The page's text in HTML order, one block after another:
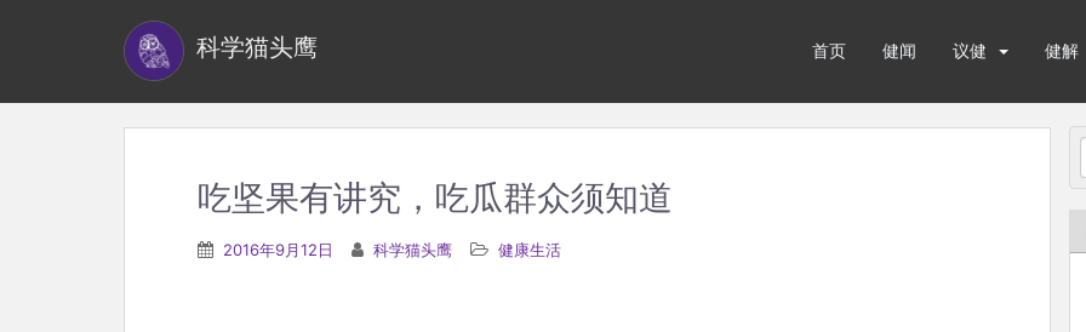
科学猫头鹰 首页 健闻 议健 健解
吃坚果有讲究，吃瓜群众须知道
2016年9月12日 科学猫头鹰 健康生活